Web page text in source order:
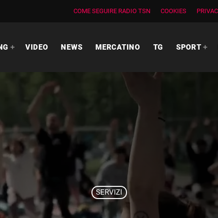
COME SEGUIRE RADIO TSN COOKIES
VIDEO NEWS MERCATINO TG SPORT
SERVIZI